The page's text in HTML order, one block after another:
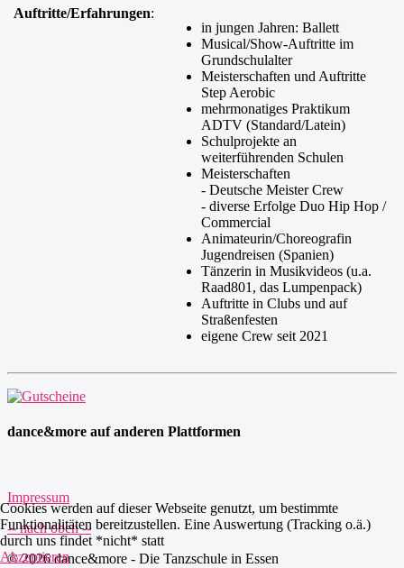
Auftritte/Erfahrungen:
in jungen Jahren: Ballett
Musical/Show-Auftritte im
Grundschulalter
Meisterschaften und Auftritte
Step Aerobic
mehrmonatiges Praktikum
ADTV (Standard/Latein)
Schulprojekte an
weiterführenden Schulen
Meisterschaften
- Deutsche Meister Crew
- diverse Erfolge Duo Hip Hop /
Commercial
Animateurin/Choreografin
Jugendreisen (Spanien)
Tänzerin in Musikvideos (u.a.
Raad801, das Lumpenpack)
Auftritte in Clubs und auf
Straßenfesten
eigene Crew seit 2021
dance&more auf anderen Plattformen
Impressum
-- nach oben --
© 2026 dance&more - Die Tanzschule in Essen
Cookies werden auf dieser Webseite genutzt, um bestimmte
Funktionalitäten bereitzustellen. Eine Auswertung (Tracking o.ä.)
durch uns findet *nicht* statt
Akzeptieren